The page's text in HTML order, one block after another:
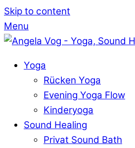
Skip to content
Menu
Yoga
Rücken Yoga
Evening Yoga Flow
Kinderyoga
Sound Healing
Privat Sound Bath